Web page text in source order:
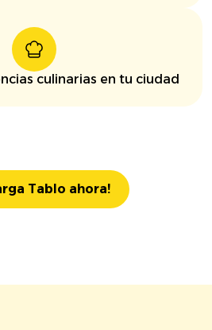
culinarias en tu ciudad
Tablo ahora!